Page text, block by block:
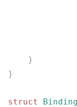
    }
}
struct